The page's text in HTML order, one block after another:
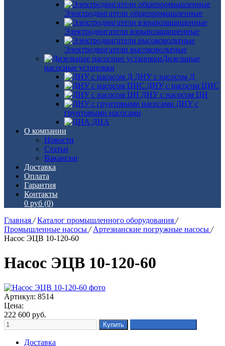
Электродвигатели общепромышленные
Электродвигатели взрывозащищенные
Электродвигатели высоковольтные
Дизельные
насосные установки
ДНУ с насосом Д
ДНУ с насосом ЦНС
ДНУ с насосом ЦН
ДНУ с
грунтовыми насосами
ДНА
О компании
Новости
Статьи
Вакансии
Доставка
Оплата
Гарантия
Контакты
0 руб (0)
Главная / Каталог промышленного оборудования /
Промышленные насосы / Артезианские погружные насосы /
Насос ЭЦВ 10-120-60
Насос ЭЦВ 10-120-60
Артикул: 8514
Цена:
222 600 руб.
Доставка